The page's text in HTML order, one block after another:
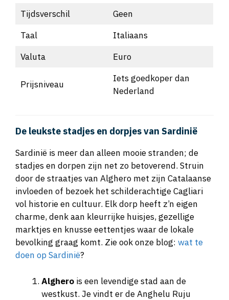
Tijdsverschil
Geen
Taal
Italiaans
Valuta
Euro
Prijsniveau
Iets goedkoper dan
Nederland
De leukste stadjes en dorpjes van Sardinië
Sardinië is meer dan alleen mooie stranden; de
stadjes en dorpen zijn net zo betoverend. Struin
door de straatjes van Alghero met zijn Catalaanse
invloeden of bezoek het schilderachtige Cagliari
vol historie en cultuur. Elk dorp heeft z’n eigen
charme, denk aan kleurrijke huisjes, gezellige
marktjes en knusse eettentjes waar de lokale
bevolking graag komt. Zie ook onze blog: wat te
doen op Sardinië?
Alghero is een levendige stad aan de
westkust. Je vindt er de Anghelu Ruju